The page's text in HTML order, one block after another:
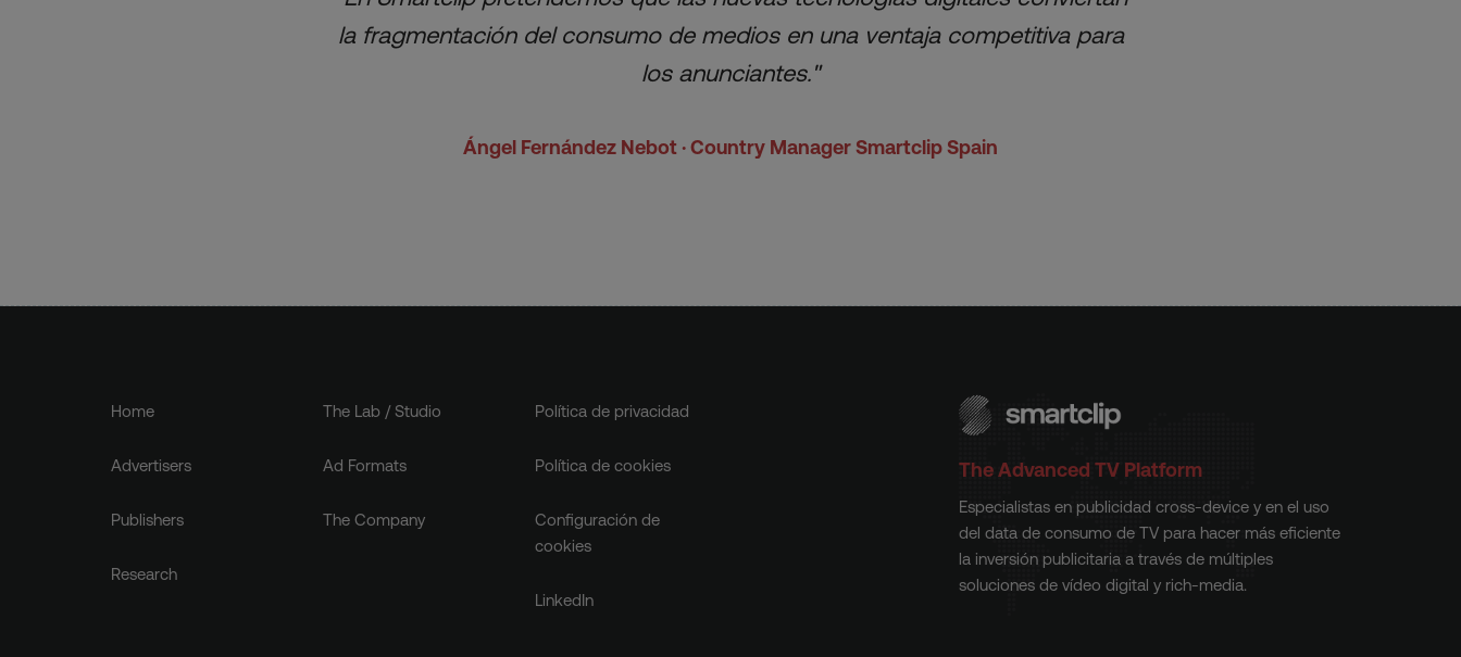
la fragmentación del consumo de medios en una ventaja competitiva para
los anunciantes."
Ángel Fernández Nebot · Country Manager Smartclip Spain
Home
Advertisers
Publishers
Research
The Lab / Studio
Ad Formats
The Company
Política de privacidad
Política de cookies
Configuración de
cookies
LinkedIn
The Advanced TV Platform
Especialistas en publicidad cross-device y en el uso
del data de consumo de TV para hacer más eficiente
la inversión publicitaria a través de múltiples
soluciones de vídeo digital y rich-media.